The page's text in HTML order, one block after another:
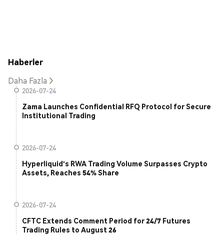
Haberler
Daha Fazla
2026-07-24
Zama Launches Confidential RFQ Protocol for Secure
Institutional Trading
2026-07-24
Hyperliquid's RWA Trading Volume Surpasses Crypto
Assets, Reaches 54% Share
2026-07-24
CFTC Extends Comment Period for 24/7 Futures
Trading Rules to August 26